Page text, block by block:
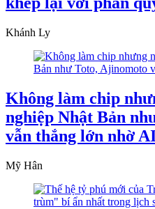
Khánh Ly
Không làm chip
nghiệp Nhật Bản
vẫn thắng lớn nhờ
Mỹ Hân